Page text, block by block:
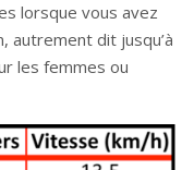
lorsque vous avez
autrement dit jusqu’à
les femmes ou